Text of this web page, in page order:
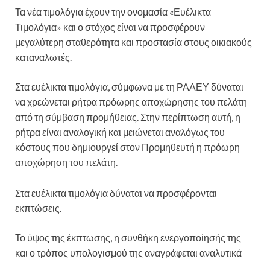
Τα νέα τιμολόγια έχουν την ονομασία «Ευέλικτα
Τιμολόγια» και ο στόχος είναι να προσφέρουν
μεγαλύτερη σταθερότητα και προστασία στους οικιακούς
καταναλωτές.
Στα ευέλικτα τιμολόγια, σύμφωνα με τη ΡΑΑΕΥ δύναται
να χρεώνεται ρήτρα πρόωρης αποχώρησης του πελάτη
από τη σύμβαση προμήθειας. Στην περίπτωση αυτή, η
ρήτρα είναι αναλογική και μειώνεται αναλόγως του
κόστους που δημιουργεί στον Προμηθευτή η πρόωρη
αποχώρηση του πελάτη.
Στα ευέλικτα τιμολόγια δύναται να προσφέρονται
εκπτώσεις.
Το ύψος της έκπτωσης, η συνθήκη ενεργοποίησής της
και ο τρόπος υπολογισμού της αναγράφεται αναλυτικά